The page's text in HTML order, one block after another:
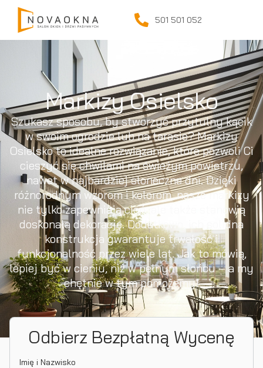
501 501 052
Markizy Osielsko
Szukasz sposobu, by stworzyć przytulny kącik
w swoim ogrodzie lub na tarasie? Markizy
Osielsko to idealne rozwiązanie, które pozwoli Ci
cieszyć się chwilami na świeżym powietrzu,
nawet w najbardziej słoneczne dni. Dzięki
różnorodnym wzorom i kolorom, nasze markizy
nie tylko zapewniają cień, ale także stanowią
doskonałą dekorację. Dodatkowo, ich solidna
konstrukcja gwarantuje trwałość i
funkcjonalność przez wiele lat. Jak to mówią,
lepiej być w cieniu, niż w pełnym słońcu – a my
chętnie w tym pomożemy!
Odbierz Bezpłatną Wycenę
Imię i Nazwisko